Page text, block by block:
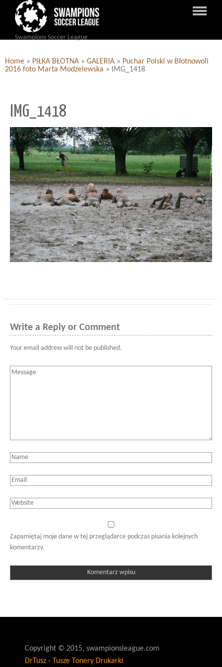
Swampions Soccer League
Home » PIŁKA BŁOTNA » GALERIA » Puchar Polski w Błotnowoli
2016 foto Marta Modzelewska » IMG_1418
IMG_1418
Write a Reply or Comment
Your email address will not be published.
Zapamiętaj moje dane w tej przeglądarce podczas pisania kolejnych
komentarzy.
Copyright © 2015, swampionsleague.com
DrTusz - Tusze Tonery Drukarki